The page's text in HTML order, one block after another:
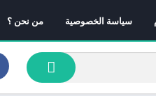
سياسة الخصوصية من نحن ؟